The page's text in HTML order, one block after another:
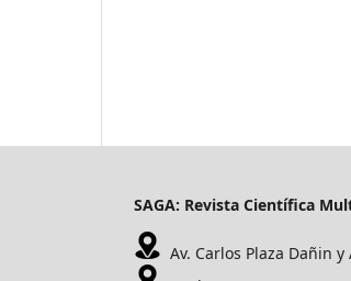
SAGA: Revista Científica
Av. Carlos Plaza Dañin